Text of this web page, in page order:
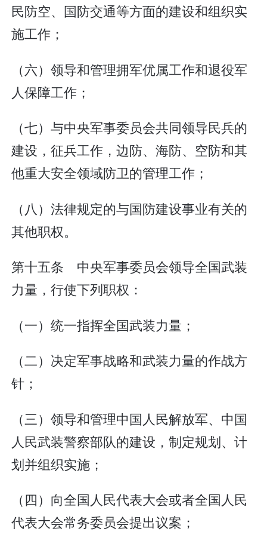
民防空、国防交通等方面的建设和组织实
施工作；
（六）领导和管理拥军优属工作和退役军
人保障工作；
（七）与中央军事委员会共同领导民兵的
建设，征兵工作，边防、海防、空防和其
他重大安全领域防卫的管理工作；
（八）法律规定的与国防建设事业有关的
其他职权。
第十五条 中央军事委员会领导全国武装
力量，行使下列职权：
（一）统一指挥全国武装力量；
（二）决定军事战略和武装力量的作战方
针；
（三）领导和管理中国人民解放军、中国
人民武装警察部队的建设，制定规划、计
划并组织实施；
（四）向全国人民代表大会或者全国人民
代表大会常务委员会提出议案；